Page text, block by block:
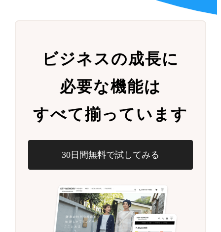
ビジネスの成長に
必要な機能は
すべて揃っています
30日間無料で試してみる